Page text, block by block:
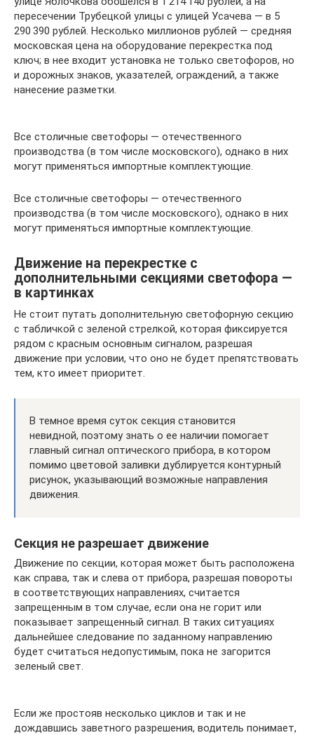
пересечении Трубецкой улицы с улицей Усачева — в 5
290 390 рублей. Несколько миллионов рублей — средняя
московская цена на оборудование перекрестка под
ключ; в нее входит установка не только светофоров, но
и дорожных знаков, указателей, ограждений, а также
нанесение разметки.
Все столичные светофоры — отечественного
производства (в том числе московского), однако в них
могут применяться импортные комплектующие.
Все столичные светофоры — отечественного
производства (в том числе московского), однако в них
могут применяться импортные комплектующие.
Движение на перекрестке с
дополнительными секциями светофора —
в картинках
Не стоит путать дополнительную светофорную секцию
с табличкой с зеленой стрелкой, которая фиксируется
рядом с красным основным сигналом, разрешая
движение при условии, что оно не будет препятствовать
тем, кто имеет приоритет.
В темное время суток секция становится
невидной, поэтому знать о ее наличии помогает
главный сигнал оптического прибора, в котором
помимо цветовой заливки дублируется контурный
рисунок, указывающий возможные направления
движения.
Секция не разрешает движение
Движение по секции, которая может быть расположена
как справа, так и слева от прибора, разрешая повороты
в соответствующих направлениях, считается
запрещенным в том случае, если она не горит или
показывает запрещенный сигнал. В таких ситуациях
дальнейшее следование по заданному направлению
будет считаться недопустимым, пока не загорится
зеленый свет.
Если же простояв несколько циклов и так и не
дождавшись заветного разрешения, водитель понимает,